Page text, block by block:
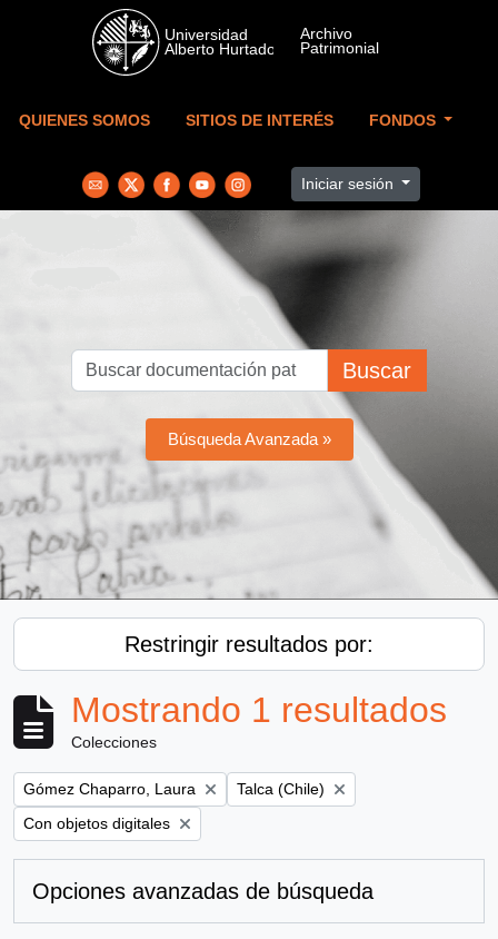
Skip to main content
QUIENES SOMOS SITIOS DE INTERÉS FONDOS
Iniciar sesión
Buscar
Búsqueda Avanzada »
Restringir resultados por:
Mostrando 1 resultados
Colecciones
Remove filter:
Gómez Chaparro, Laura Remove filter:
Talca (Chile)
Remove filter:
Con objetos digitales
Opciones avanzadas de búsqueda